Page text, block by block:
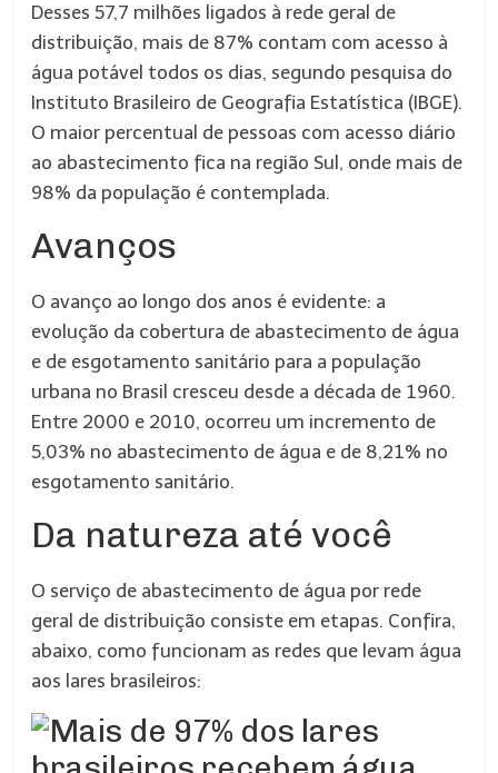
Desses 57,7 milhões ligados à rede geral de
distribuição, mais de 87% contam com acesso à
água potável todos os dias, segundo pesquisa do
Instituto Brasileiro de Geografia Estatística (IBGE).
O maior percentual de pessoas com acesso diário
ao abastecimento fica na região Sul, onde mais de
98% da população é contemplada.
Avanços
O avanço ao longo dos anos é evidente: a
evolução da cobertura de abastecimento de água
e de esgotamento sanitário para a população
urbana no Brasil cresceu desde a década de 1960.
Entre 2000 e 2010, ocorreu um incremento de
5,03% no abastecimento de água e de 8,21% no
esgotamento sanitário.
Da natureza até você
O serviço de abastecimento de água por rede
geral de distribuição consiste em etapas. Confira,
abaixo, como funcionam as redes que levam água
aos lares brasileiros: